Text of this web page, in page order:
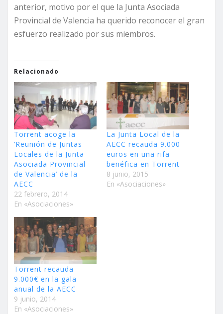
anterior, motivo por el que la Junta Asociada
Provincial de Valencia ha querido reconocer el gran
esfuerzo realizado por sus miembros.
Relacionado
Torrent acoge la
‘Reunión de Juntas
Locales de la Junta
Asociada Provincial
de Valencia’ de la
AECC
22 febrero, 2014
En «Asociaciones»
La Junta Local de la
AECC recauda 9.000
euros en una rifa
benéfica en Torrent
8 junio, 2015
En «Asociaciones»
Torrent recauda
9.000€ en la gala
anual de la AECC
9 junio, 2014
En «Asociaciones»